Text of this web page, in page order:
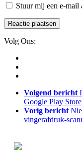
Stuur mij een e-mail
Volg Ons:
Volgend bericht
Google Play Store
Vorig bericht
vingerafdruk-